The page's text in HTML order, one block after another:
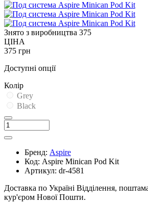
Знято з виробництва 375
ЦІНА
375 грн
Доступні опції
Колір
Grey
Black
Бренд: Aspire
Код: Aspire Minican Pod Kit
Артикул: dr-4581
Доставка по Україні Відділення,
кур'єром Нової Пошти.